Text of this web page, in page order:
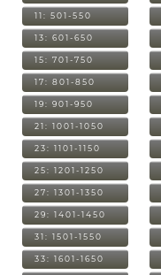
11: 501-550
13: 601-650
15: 701-750
17: 801-850
19: 901-950
21: 1001-1050
23: 1101-1150
25: 1201-1250
27: 1301-1350
29: 1401-1450
31: 1501-1550
33: 1601-1650